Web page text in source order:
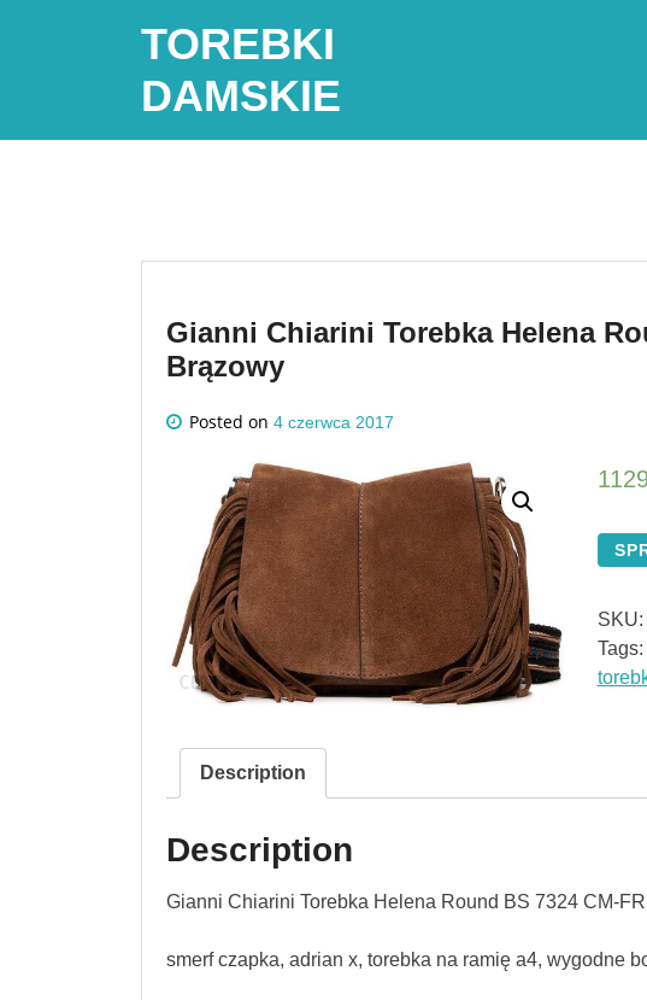
TOREBKI
DAMSKIE
Gianni Chiarini Torebka Helena
Brązowy
Posted on 4 czerwca 2017
SKU:
Tags:
Description
Description
Gianni Chiarini Torebka Helena Round BS 7324 CM-
smerf czapka, adrian x, torebka na ramię a4, wygodne